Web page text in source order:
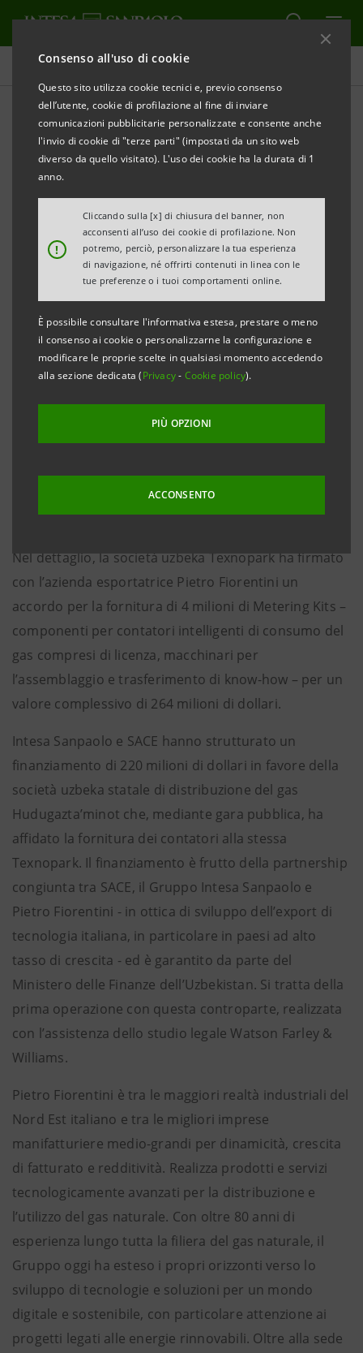
Consenso all'uso di cookie
Questo sito utilizza cookie tecnici e, previo consenso
dell’utente, cookie di profilazione al fine di inviare
comunicazioni pubblicitarie personalizzate e consente anche
l'invio di cookie di "terze parti" (impostati da un sito web
diverso da quello visitato). L'uso dei cookie ha la durata di 1
anno.
!
Cliccando sulla [x] di chiusura del banner, non
acconsenti all’uso dei cookie di profilazione. Non
potremo, perciò, personalizzare la tua esperienza
di navigazione, né offrirti contenuti in linea con le
tue preferenze o i tuoi comportamenti online.
È possibile consultare l'informativa estesa, prestare o meno
il consenso ai cookie o personalizzarne la configurazione e
modificare le proprie scelte in qualsiasi momento accedendo
alla sezione dedicata (Privacy- Cookie policy).
PIÙ OPZIONI
ACCONSENTO
Comunicati stampa
STAMPA AGGIORNA
Arrivano in Uzbekistan i contatorismartper il gas
dell’azienda italiana Pietro Fiorentini, con SACE e
Grazie al finanziamento parziale ma determinante di
SACE e del Gruppo Intesa Sanpaolo, la società statale
uzbeka Hudugazta'minot acquisterà contatori
intelligenti con componenti di ultima generazione
dalla multinazionale italiana Pietro Fiorentini
Roma, 16 dicembre 2021
– Software, macchinari e
componenti “intelligenti” targati Pietro Fiorentini
appaltatrice Texnopark, che produrrà i contatori
smart per la misurazione del gas naturale destinati
alla società uzbeka statale Hudugazta’minot, il cui
compito è monitorare i consumi effettivi degli utenti
per conto del Governo.
Nel dettaglio, la società uzbeka Texnopark ha firmato
con l’azienda esportatrice Pietro Fiorentini un
accordo per la fornitura di 4 milioni di Metering Kits –
componenti per contatori intelligenti di consumo del
gas compresi di licenza, macchinari per
l’assemblaggio e trasferimento di know-how – per un
valore complessivo di 264 milioni di dollari.
Intesa Sanpaolo e SACE hanno strutturato un
finanziamento di 220 milioni di dollari in favore della
società uzbeka statale di distribuzione del gas
Hudugazta’minot che, mediante gara pubblica, ha
affidato la fornitura dei contatori alla stessa
Texnopark. Il finanziamento è frutto della partnership
congiunta tra SACE, il Gruppo Intesa Sanpaolo e
Pietro Fiorentini - in ottica di sviluppo dell’export di
tecnologia italiana, in particolare in paesi ad alto
tasso di crescita - ed è garantito da parte del
Ministero delle Finanze dell’Uzbekistan. Si tratta della
prima operazione con questa controparte, realizzata
con l’assistenza dello studio legale Watson Farley &
Williams.
Pietro Fiorentini è tra le maggiori realtà industriali del
Nord Est italiano e tra le migliori imprese
manifatturiere medio-grandi per dinamicità, crescita
di fatturato e redditività. Realizza prodotti e servizi
tecnologicamente avanzati per la distribuzione e
l’utilizzo del gas naturale. Con oltre 80 anni di
esperienza lungo tutta la filiera del gas naturale, il
Gruppo oggi ha esteso i propri orizzonti verso lo
sviluppo di tecnologie e soluzioni per un mondo
digitale e sostenibile, con particolare attenzione ai
progetti legati alle energie rinnovabili. Oltre alla sede